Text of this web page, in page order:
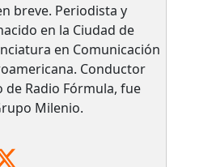
breve. Periodista y
en la Ciudad de
en Comunicación
Conductor
Radio Fórmula, fue
Milenio.